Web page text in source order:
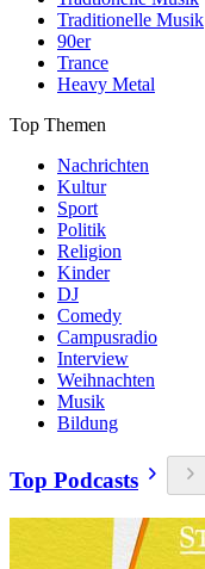
Traditionelle Musik
90er
Trance
Heavy Metal
Top Themen
Nachrichten
Kultur
Sport
Politik
Religion
Kinder
DJ
Comedy
Campusradio
Interview
Weihnachten
Musik
Bildung
Top Podcasts